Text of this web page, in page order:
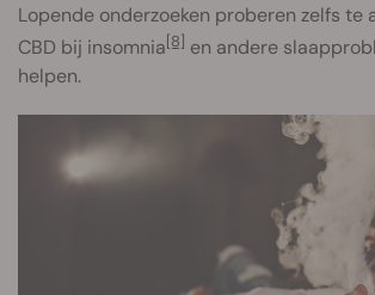
Lopende onderzoeken proberen zelfs te
CBD bij insomnia[8] en andere
helpen.